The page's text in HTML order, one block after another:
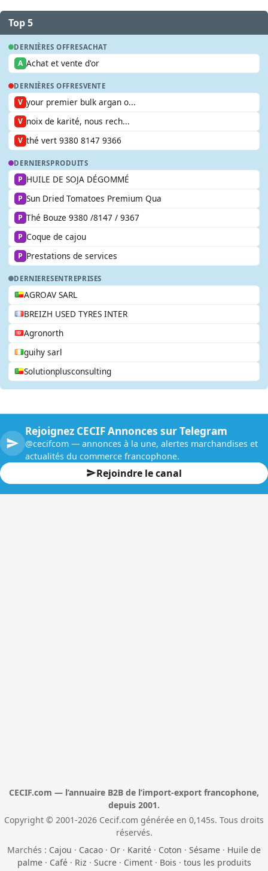
Top 5
DERNIÈRES OFFRESACHAT
A Achat et vente d'or
DERNIÈRES OFFRESVENTE
V your premier bulk argan o...
V noix de karité, nous rech...
V thé vert 9380 8147 9366
DERNIERSPRODUITS
P HUILE DE SOJA DÉGOMMÉ
P Sun Dried Tomatoes Premium Qua
P Thé Bouze 9380 /8147 / 9367
P Coque de cajou
P Prestations de services
DERNIERESENTREPRISES
AGROAV SARL
BREIZH USED TYRES INTER
Agronorth
guihy sarl
Solutionplusconsulting
Rejoignez CECIF Annonces sur Telegram
@cecifcom — annonces à la une, alertes marchandises et
actualités du commerce francophone.
Rejoindre le canal
CECIF.com — l’annuaire B2B de l’import-export francophone,
depuis 2001.
Copyright © 2001-2026 Cecif.com générée en 0,145s. Tous droits
réservés.
Marchés : Cajou · Cacao · Or · Karité · Coton · Sésame · Huile de
palme· Café· Riz · Sucre· Ciment· Bois · tous les produits